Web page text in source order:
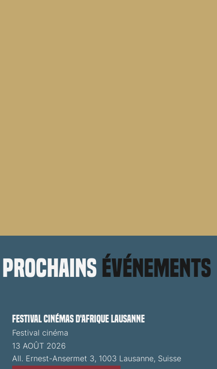
prochains événements
Festival cinémas d'Afrique Lausanne
Festival cinéma
13 AOÛT 2026
All. Ernest-Ansermet 3, 1003 Lausanne, Suisse